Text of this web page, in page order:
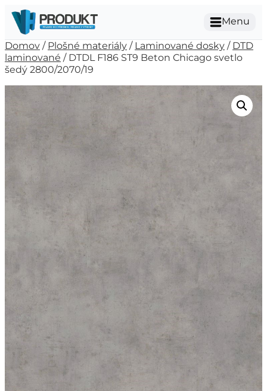
Menu
Domov / Plošné materiály / Laminované dosky / DTD
laminované / DTDL F186 ST9 Beton Chicago svetlo
šedý 2800/2070/19